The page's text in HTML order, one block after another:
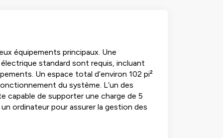
équipements principaux. Une
standard sont requis, incluant
Un espace total d’environ 102 pi²
du système. L’un des
capable de supporter une charge de 5
ordinateur pour assurer la gestion des